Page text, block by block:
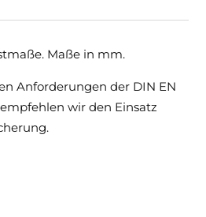
Maße in mm.
Anforderungen der DIN EN
empfehlen wir den Einsatz